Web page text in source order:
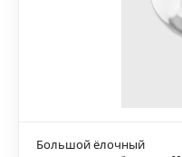
Большой ёлочный